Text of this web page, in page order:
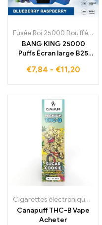
Fusée Roi 25000 Bouffées
BANG KING 25000
Puffs Écran large B25
Saveur rafraîchissante
€7,84 - €11,20
Cigarettes électroniques jetables
Canapuff THC-B Vape
Acheter